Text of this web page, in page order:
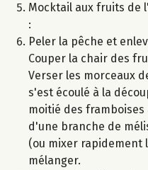
Mocktail aux fruits de
:
Peler la pêche et
Couper la chair des
Verser les morceaux
s'est écoulé à la
moitié des
d'une branche de
(ou mixer rapidement
mélanger.